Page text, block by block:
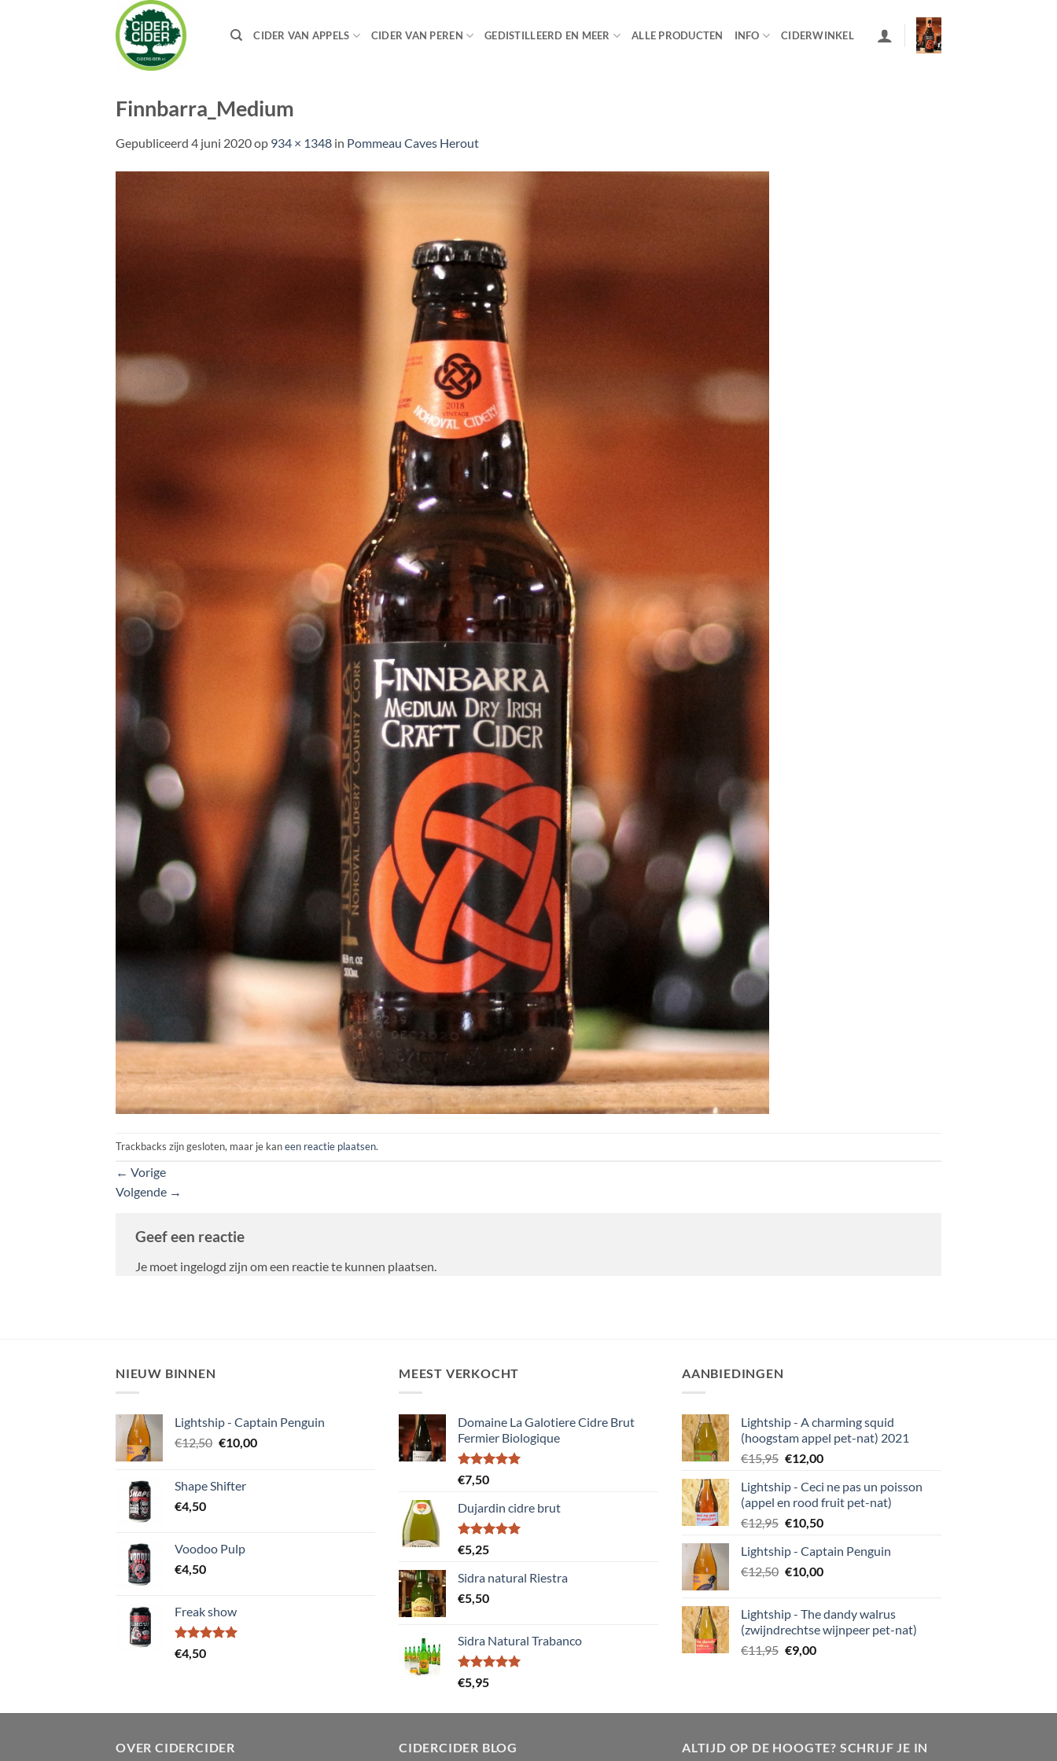
CIDER VAN APPELS CIDER VAN PEREN GEDISTILLEERD EN MEER ALLE PRODUCTEN INFO CIDERWINKEL
Finnbarra_Medium
Gepubliceerd 4 juni 2020op 934 × 1348 in Pommeau Caves Herout
Trackbacks zijn gesloten, maar je kaneen reactie plaatsen.
← Vorige
Volgende →
Geef een reactie
Je moet ingelogd zijn om een reactie te kunnen plaatsen.
NIEUW BINNEN
Lightship - Captain Penguin
€12,50 Oorspronkelijke
€12,50.
€10,00Huidige
Shape Shifter
€4,50
Voodoo Pulp
€4,50
Freak show
Gewaardeerd
5.00
€4,50
MEEST VERKOCHT
Domaine La Galotiere Cidre Brut
Fermier Biologique
Gewaardeerd
5.00
€7,50
Dujardin cidre brut
Gewaardeerd
5.00
€5,25
Sidra natural Riestra
€5,50
Sidra Natural Trabanco
Gewaardeerd
5.00
€5,95
AANBIEDINGEN
Lightship - A charming squid
(hoogstam appel pet-nat) 2021
€15,95 Oorspronkelijke
was:
€15,95.
€12,00Huidige
is:
€12,00.
Lightship - Ceci ne pas un poisson
(appel en rood fruit pet-nat)
€12,95 Oorspronkelijke
was:
€12,95.
€10,50Huidige
is:
€10,50.
Lightship - Captain Penguin
€12,50 Oorspronkelijke
€12,50.
€10,00Huidige
€10,00.
Lightship - The dandy walrus
(zwijndrechtse wijnpeer pet-nat)
€11,95 Oorspronkelijke
€9,00Huidige
OVER CIDERCIDER CIDERCIDER BLOG
ALTIJD OP DE HOOGTE? SCHRIJF JE IN